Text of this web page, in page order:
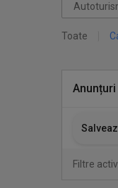
Toate
Anunțuri
Filtre